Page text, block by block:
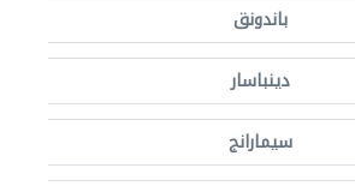
باندونق
دينباسار
سيمارانج